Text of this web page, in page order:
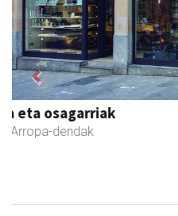
Larraulgo herri ostatua
Larraul - Jatetxeak
Previous